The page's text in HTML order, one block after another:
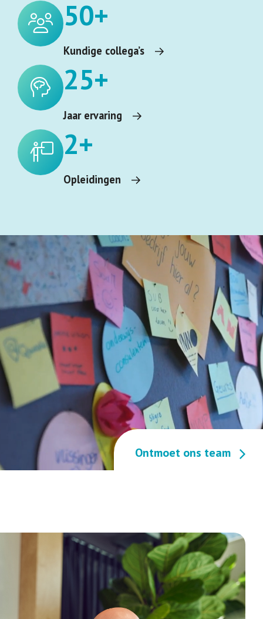
50+
Kundige collega’s
25+
Jaar ervaring
2+
Opleidingen
Ontmoet ons team